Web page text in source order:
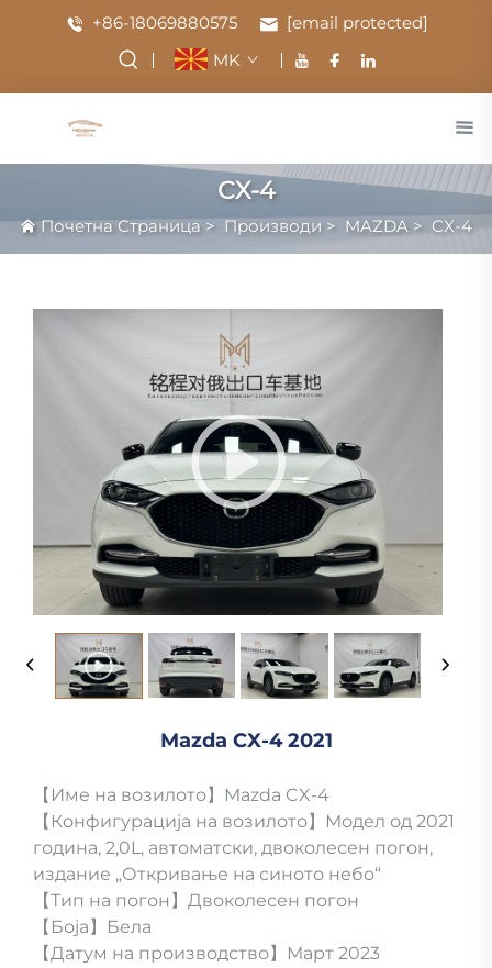
+86-18069880575
[email protected]
MK
CX-4
Почетна Страница > Производи > MAZDA > CX-4
Mazda CX-4 2021
【Име на возилото】Mazda CX-4
【Конфигурација на возилото】Модел од 2021
година, 2,0L, автоматски, двоколесен погон,
издание „Откривање на синото небо“
【Тип на погон】Двоколесен погон
【Боја】Бела
【Датум на производство】Март 2023